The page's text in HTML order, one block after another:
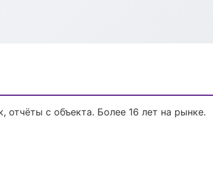
отчёты с объекта. Более 16 лет на рынке.